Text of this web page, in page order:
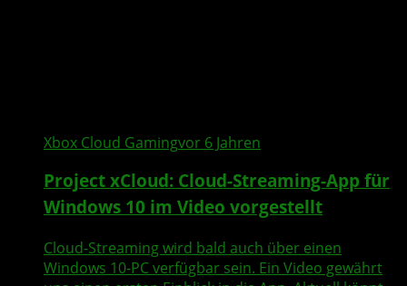
Xbox Cloud Gamingvor 6 Jahren
Project xCloud: Cloud-Streaming-App für
Windows 10 im Video vorgestellt
Cloud-Streaming wird bald auch über einen
Windows 10-PC verfügbar sein. Ein Video gewährt